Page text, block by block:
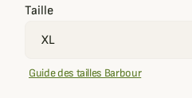
Taille
Guide des tailles Barbour